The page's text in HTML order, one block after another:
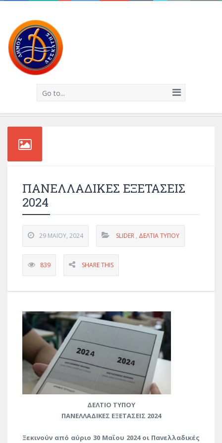
Go to...
ΠΑΝΕΛΛΑΔΙΚΕΣ ΕΞΕΤΑΣΕΙΣ
2024
29 ΜΑΪ́ΟΥ, 2024 SLIDER , ΔΕΛΤΊΑ ΤΎΠΟΥ
839 SHARE THIS
ΔΕΛΤΙΟ ΤΥΠΟΥ
ΠΑΝΕΛΛΑΔΙΚΕΣ ΕΞΕΤΑΣΕΙΣ 2024
Ξεκινούν από αύριο 30 Μαΐου 2024 οι Πανελλαδικές